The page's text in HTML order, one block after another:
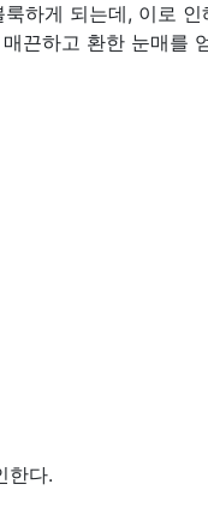
하게 되는데, 이로
끈하고 환한 눈매를
한다.